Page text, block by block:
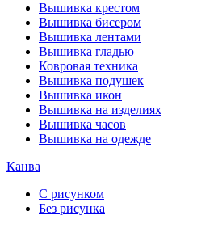
Вышивка крестом
Вышивка бисером
Вышивка лентами
Вышивка гладью
Ковровая техника
Вышивка подушек
Вышивка икон
Вышивка на изделиях
Вышивка часов
Вышивка на одежде
Канва
С рисунком
Без рисунка